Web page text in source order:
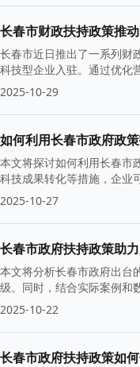
长春市财政扶持政策推
长春市近日推出了一系列财
科技型企业入驻。通过优化
2025-10-29
如何利用长春市政府政
本文将探讨如何利用长春市
科技成果转化等措施，企业
2025-10-27
长春市政府扶持政策助
本文将分析长春市政府出台
级。同时，结合实际案例和
2025-10-22
长春市政府扶持政策如